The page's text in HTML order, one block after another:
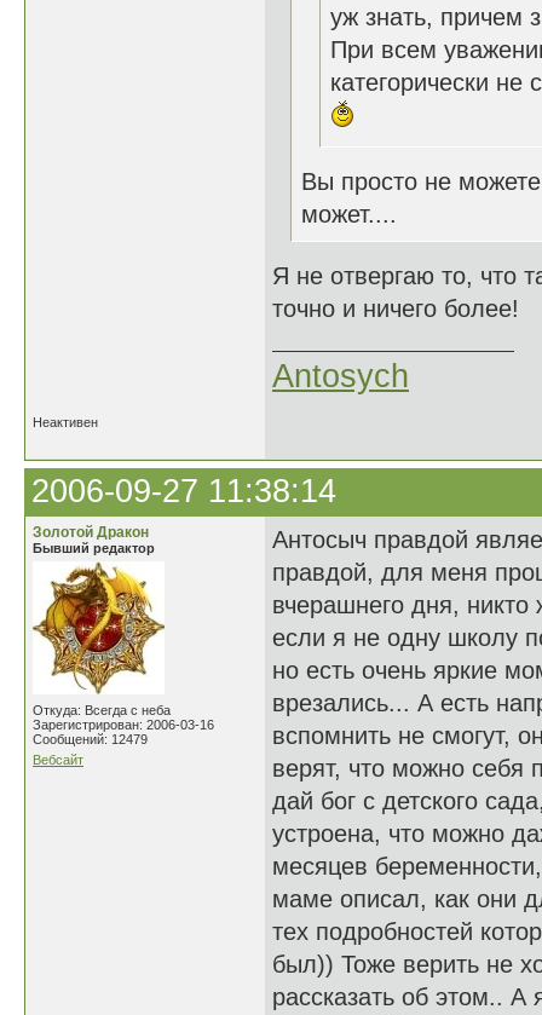
уж знать, причем
При всем
категорически не
Вы просто не
может....
Я не отвергаю то, что
точно и ничего более!
Antosych
Неактивен
2006-09-27 11:38:14
Золотой Дракон
Бывший редактор
Откуда: Всегда с неба
Зарегистрирован: 2006-03-16
Сообщений: 12479
Вебсайт
Антосыч правдой
правдой, для меня
вчерашнего дня,
если я не одну школу
но есть очень яркие
врезались... А есть
вспомнить не смогут,
верят, что можно себя
дай бог с детского
устроена, что можно
месяцев
маме описал, как они
тех подробностей
был)) Тоже верить не
рассказать об этом..